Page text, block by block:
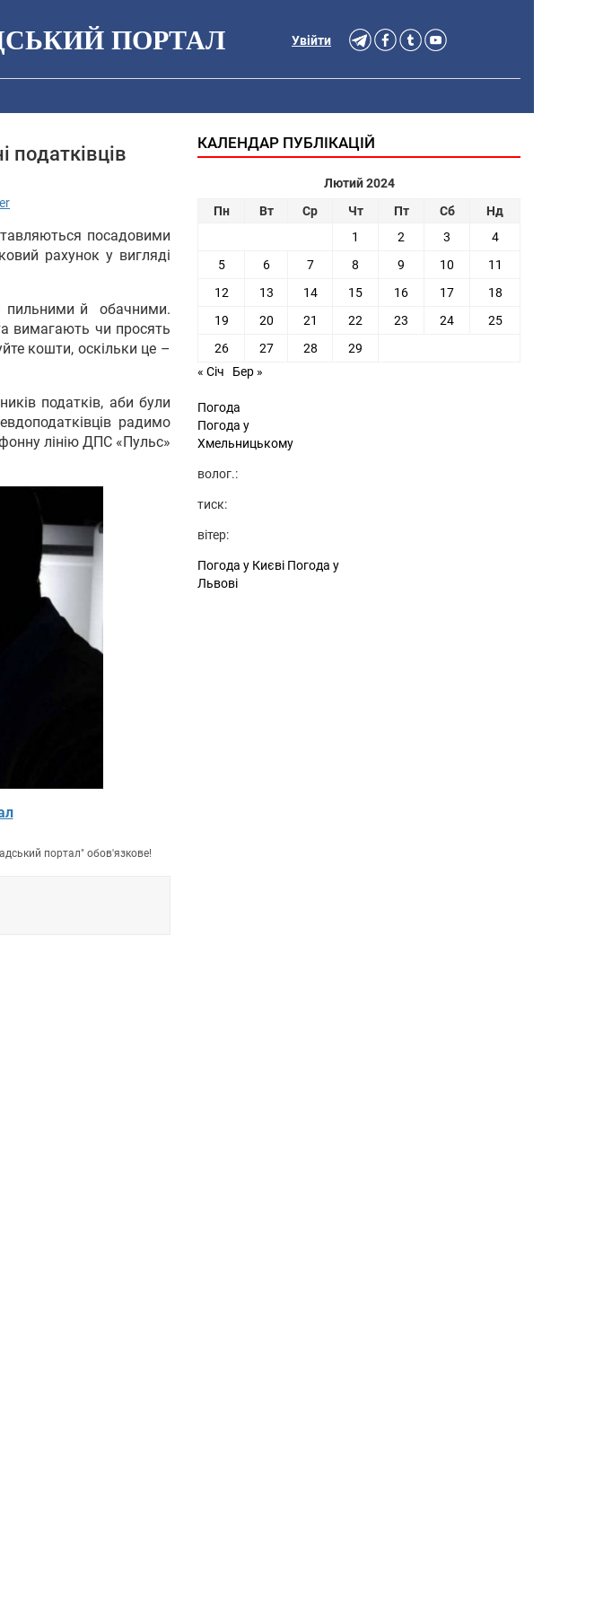
ПОРТАЛ Увійти
податківців
посадовими
рахунок у вигляді
пильними й обачними.
вимагають чи просять
кошти, оскільки це –
податків, аби були
радимо
лінію ДПС «Пульс»
портал" обов'язкове!
КАЛЕНДАР ПУБЛІКАЦІЙ
Лютий 2024
Пн
Вт Ср Чт Пт Сб
Нд
1
2 3
4
5
6 7 8 9 10
11
12
13 14 15 16 17
18
19
20 21 22 23 24
25
26
27 28
29
« Січ
Бер »
Погода
Погода у
Хмельницькому
волог.:
тиск:
вітер:
Погода у Києві Погода у
Львові